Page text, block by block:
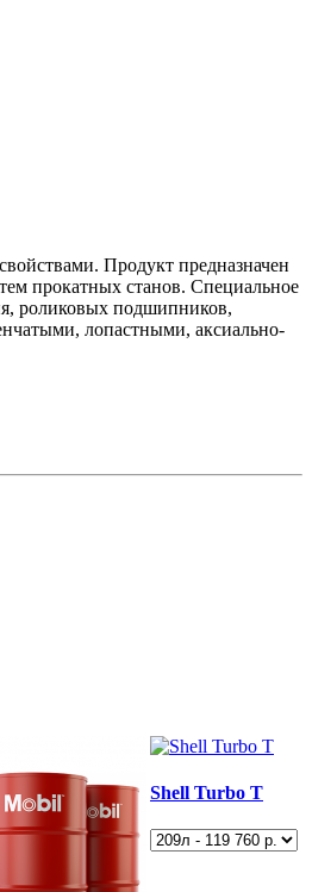
Продукт предназначен
прокатных станов. Специальное
роликовых подшипников,
лопастными, аксиально-
Shell Turbo T